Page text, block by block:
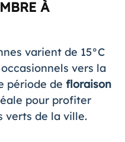
À
varient de 15°C
vers la
période de floraison
pour profiter
verts de la ville​.